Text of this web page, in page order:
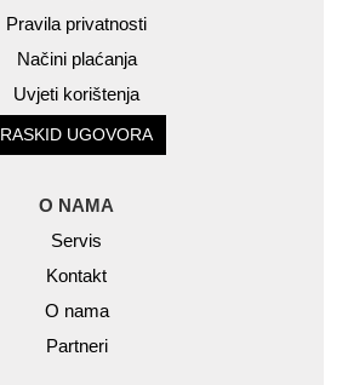
Pravila privatnosti
Načini plaćanja
Uvjeti korištenja
RASKID UGOVORA
O NAMA
Servis
Kontakt
O nama
Partneri